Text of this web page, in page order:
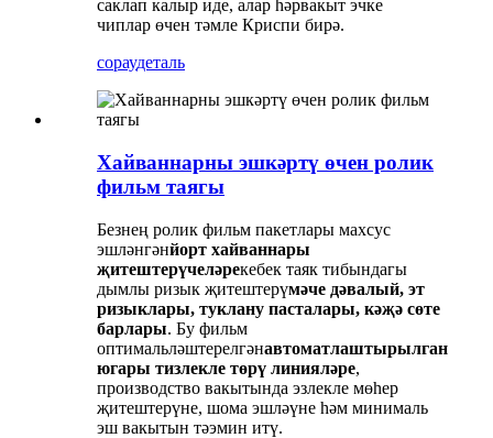
саклап калыр иде, алар һәрвакыт эчке
чиплар өчен тәмле Криспи бирә.
сораудеталь
Хайваннарны эшкәртү өчен ролик
фильм таягы
Безнең ролик фильм пакетлары махсус
эшләнгәнйорт хайваннары
җитештерүчеләрекебек таяк тибындагы
дымлы ризык җитештерүмәче дәвалый, эт
ризыклары, туклану пасталары, кәҗә сөте
барлары. Бу фильм
оптимальләштерелгәнавтоматлаштырылган
югары тизлекле төрү линияләре,
производство вакытында эзлекле мөһер
җитештерүне, шома эшләүне һәм минималь
эш вакытын тәэмин итү.